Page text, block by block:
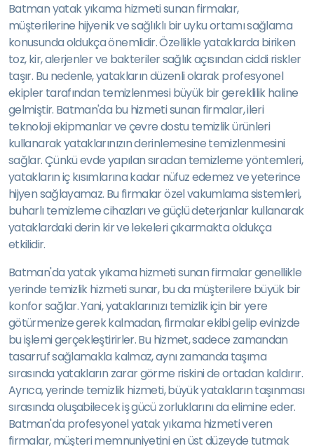
Batman yatak yıkama hizmeti sunan firmalar,
müşterilerine hijyenik ve sağlıklı bir uyku ortamı sağlama
konusunda oldukça önemlidir. Özellikle yataklarda biriken
toz, kir, alerjenler ve bakteriler sağlık açısından ciddi riskler
taşır. Bu nedenle, yatakların düzenli olarak profesyonel
ekipler tarafından temizlenmesi büyük bir gereklilik haline
gelmiştir. Batman'da bu hizmeti sunan firmalar, ileri
teknoloji ekipmanlar ve çevre dostu temizlik ürünleri
kullanarak yataklarınızın derinlemesine temizlenmesini
sağlar. Çünkü evde yapılan sıradan temizleme yöntemleri,
yatakların iç kısımlarına kadar nüfuz edemez ve yeterince
hijyen sağlayamaz. Bu firmalar özel vakumlama sistemleri,
buharlı temizleme cihazları ve güçlü deterjanlar kullanarak
yataklardaki derin kir ve lekeleri çıkarmakta oldukça
etkilidir.
Batman'da yatak yıkama hizmeti sunan firmalar genellikle
yerinde temizlik hizmeti sunar, bu da müşterilere büyük bir
konfor sağlar. Yani, yataklarınızı temizlik için bir yere
götürmenize gerek kalmadan, firmalar ekibi gelip evinizde
bu işlemi gerçekleştirirler. Bu hizmet, sadece zamandan
tasarruf sağlamakla kalmaz, aynı zamanda taşıma
sırasında yatakların zarar görme riskini de ortadan kaldırır.
Ayrıca, yerinde temizlik hizmeti, büyük yatakların taşınması
sırasında oluşabilecek iş gücü zorluklarını da elimine eder.
Batman'da profesyonel yatak yıkama hizmeti veren
firmalar, müşteri memnuniyetini en üst düzeyde tutmak